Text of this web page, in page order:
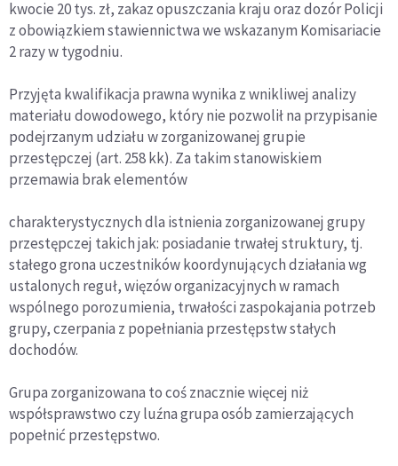
kwocie 20 tys. zł, zakaz opuszczania kraju oraz dozór Policji
z obowiązkiem stawiennictwa we wskazanym Komisariacie
2 razy w tygodniu.
Przyjęta kwalifikacja prawna wynika z wnikliwej analizy
materiału dowodowego, który nie pozwolił na przypisanie
podejrzanym udziału w zorganizowanej grupie
przestępczej (art. 258 kk). Za takim stanowiskiem
przemawia brak elementów
charakterystycznych dla istnienia zorganizowanej grupy
przestępczej takich jak: posiadanie trwałej struktury, tj.
stałego grona uczestników koordynujących działania wg
ustalonych reguł, więzów organizacyjnych w ramach
wspólnego porozumienia, trwałości zaspokajania potrzeb
grupy, czerpania z popełniania przestępstw stałych
dochodów.
Grupa zorganizowana to coś znacznie więcej niż
współsprawstwo czy luźna grupa osób zamierzających
popełnić przestępstwo.